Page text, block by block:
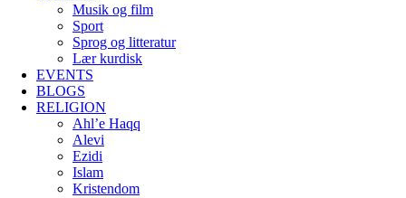
Musik og film
Sport
Sprog og litteratur
Lær kurdisk
EVENTS
BLOGS
RELIGION
Ahl’e Haqq
Alevi
Ezidi
Islam
Kristendom